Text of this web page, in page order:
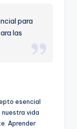
para
las
esencial
nuestra vida
Aprender